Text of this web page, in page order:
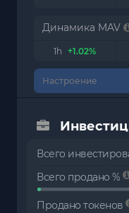
Динамика MAV
1h +1.02%
Настроение
Всего
Всего продано %
Продано токенов